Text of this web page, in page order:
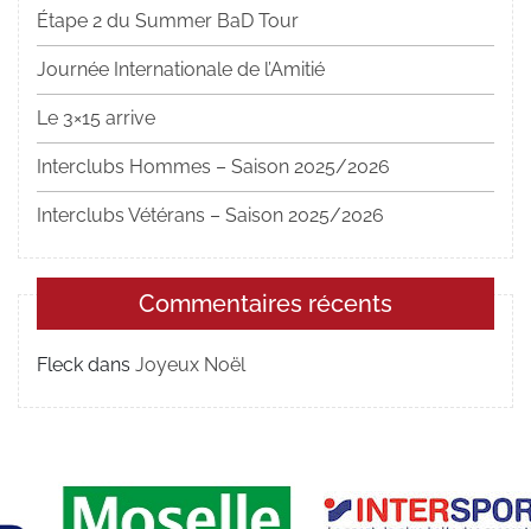
Étape 2 du Summer BaD Tour
Journée Internationale de l’Amitié
Le 3×15 arrive
Interclubs Hommes – Saison 2025/2026
Interclubs Vétérans – Saison 2025/2026
Commentaires récents
Fleck dans Joyeux Noël